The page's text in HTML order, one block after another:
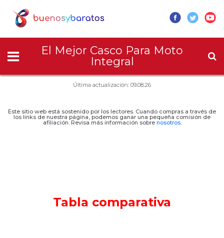
El Mejor Casco Para Moto
Integral
Última actualización: 09.08.26
Este sitio web está sostenido por los lectores. Cuando compras a través de
los links de nuestra página, podemos ganar una pequeña comisión de
afiliación. Revisa más información sobre nosotros.
Tabla comparativa